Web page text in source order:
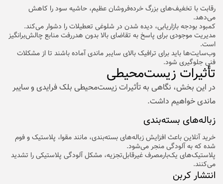
رقابت با تخفیف‌های بزرگ خرده‌فروشان عظیم، حاشیه سود را کاهش
می‌دهد.
کمبود بودجه بازاریابی، دیده شدن در شلوغی تعطیلات را دشوار می‌کند.
مدیریت موجودی برای پاسخ به تقاضای بالا بدون هدررفت منابع چالش‌برانگیز
است.
وب‌سایت‌ها باید برای ترافیک بالای سایبر ماندی آماده باشند تا از مشکلات
فنی جلوگیری شود.
تأثیرات زیست‌محیطی
در این بخش، نگاهی به تأثیرات زیست‌محیطی بلک فرایدی و سایبر
ماندی خواهیم داشت.
زباله‌های بسته‌بندی
خرید آنلاین باعث افزایش زباله‌های بسته‌بندی، مانند مقوا، پلاستیک و فوم
شده که به آلودگی منجر می‌شود.
پلاستیک‌های یک‌بارمصرف غیرقابل‌‌تجزیه، مشکل آلودگی پلاستیکی را تشدید
می‌کنند.
انتشار کربن